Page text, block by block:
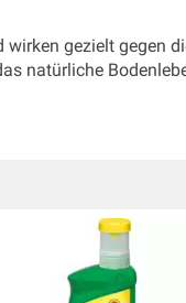
gezielt gegen
natürliche